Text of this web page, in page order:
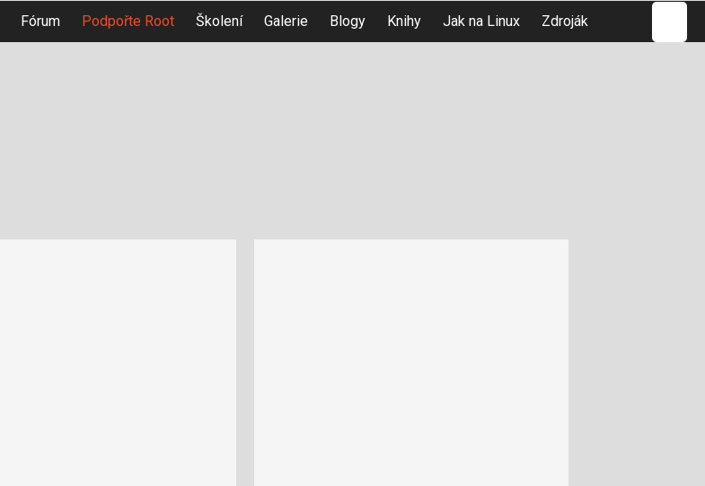
Fórum Podpořte Root Školení Galerie Blogy Knihy Jak na Linux Zdroják